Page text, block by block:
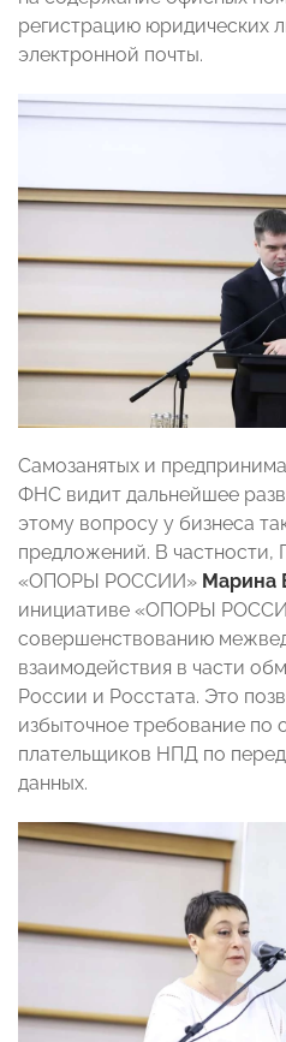
регистрацию юридических
электронной почты.
Самозанятых и
ФНС видит дальнейшее
этому вопросу у бизнеса
предложений. В частности,
«ОПОРЫ РОССИИ» Марина
инициативе «ОПОРЫ
совершенствованию
взаимодействия в части
России и Росстата. Это
избыточное требование по
плательщиков НПД по
данных.